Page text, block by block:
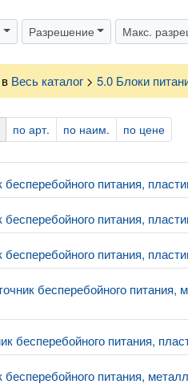
Разрешение Макс.
в Весь каталог > 5.0 Блоки
по арт. по наим. по цене
питания,
питания,
питания,
бесперебойного
бесперебойного питания,
бесперебойного питания,